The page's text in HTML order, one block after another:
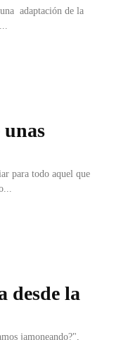
adaptación de la
para todo aquel que
desde la
jamoneando?",